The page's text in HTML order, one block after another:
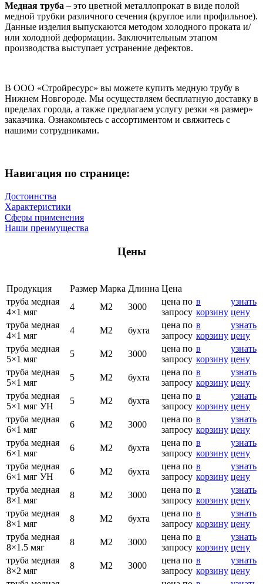
Медная труба – это цветной металлопрокат в виде полой
медной трубки различного сечения (круглое или профильное).
Данные изделия выпускаются методом холодного проката и/
или холодной деформации. Заключительным этапом
производства выступает устранение дефектов.
В ООО «Стройресурс» вы можете купить медную трубу в
Нижнем Новгороде. Мы осуществляем бесплатную доставку в
пределах города, а также предлагаем услугу резки «в размер»
заказчика. Ознакомьтесь с ассортиментом и свяжитесь с
нашими сотрудниками.
Навигация по странице:
Достоинства
Характеристики
Сферы применения
Наши преимущества
Цены
Продукция Размер Марка Длинна Цена
труба медная
4×1 мяг
4 М2 3000
цена по
запросу
в
корзину
узнать
цену
труба медная
4×1 мяг
4 М2 бухта
цена по
запросу
в
корзину
узнать
цену
труба медная
5×1 мяг
5 М2 3000
цена по
запросу
в
корзину
узнать
цену
труба медная
5×1 мяг
5 М2 бухта
цена по
запросу
в
корзину
узнать
цену
труба медная
5×1 мяг УН
5 М2 бухта
цена по
запросу
в
корзину
узнать
цену
труба медная
6×1 мяг
6 М2 3000
цена по
запросу
в
корзину
узнать
цену
труба медная
6×1 мяг
6 М2 бухта
цена по
запросу
в
корзину
узнать
цену
труба медная
6×1 мяг УН
6 М2 бухта
цена по
запросу
в
корзину
узнать
цену
труба медная
8×1 мяг
8 М2 3000
цена по
запросу
в
корзину
узнать
цену
труба медная
8×1 мяг
8 М2 бухта
цена по
запросу
в
корзину
узнать
цену
труба медная
8×1.5 мяг
8 М2 3000
цена по
запросу
в
корзину
узнать
цену
труба медная
8×2 мяг
8 М2 3000
цена по
запросу
в
корзину
узнать
цену